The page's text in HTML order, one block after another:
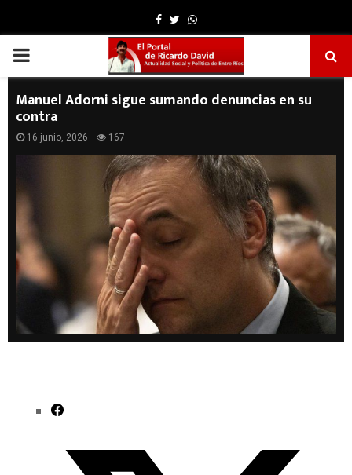
Facebook
TwitterWhatsapp
PRIMARY
MENU
Manuel Adorni sigue sumando denuncias en su
contra
16 junio, 2026 167